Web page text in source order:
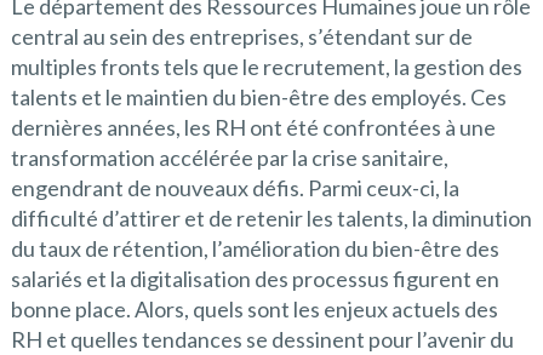
Le département des Ressources Humaines joue un rôle
central au sein des entreprises, s’étendant sur de
multiples fronts tels que le recrutement, la gestion des
talents et le maintien du bien-être des employés. Ces
dernières années, les RH ont été confrontées à une
transformation accélérée par la crise sanitaire,
engendrant de nouveaux défis. Parmi ceux-ci, la
difficulté d’attirer et de retenir les talents, la diminution
du taux de rétention, l’amélioration du bien-être des
salariés et la digitalisation des processus figurent en
bonne place. Alors, quels sont les enjeux actuels des
RH et quelles tendances se dessinent pour l’avenir du